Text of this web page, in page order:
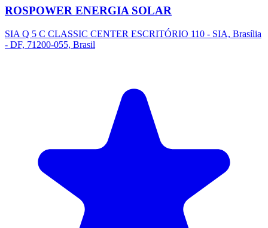
ROSPOWER ENERGIA SOLAR
SIA Q 5 C CLASSIC CENTER ESCRITÓRIO 110 - SIA, Brasília
- DF, 71200-055, Brasil